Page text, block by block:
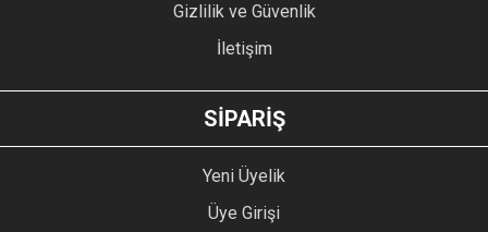
GÖNDER
Gizlilik ve Güvenlik
İletişim
SİPARİŞ
Yeni Üyelik
Üye Girişi